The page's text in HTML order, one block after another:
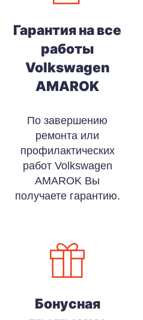
Гарантия на все
работы
Volkswagen
AMAROK
По завершению
ремонта или
профилактических
работ Volkswagen
AMAROK Вы
получаете гарантию.
Бонусная